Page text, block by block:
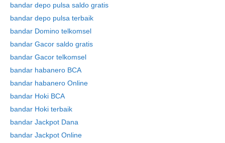
bandar depo pulsa saldo gratis
bandar depo pulsa terbaik
bandar Domino telkomsel
bandar Gacor saldo gratis
bandar Gacor telkomsel
bandar habanero BCA
bandar habanero Online
bandar Hoki BCA
bandar Hoki terbaik
bandar Jackpot Dana
bandar Jackpot Online